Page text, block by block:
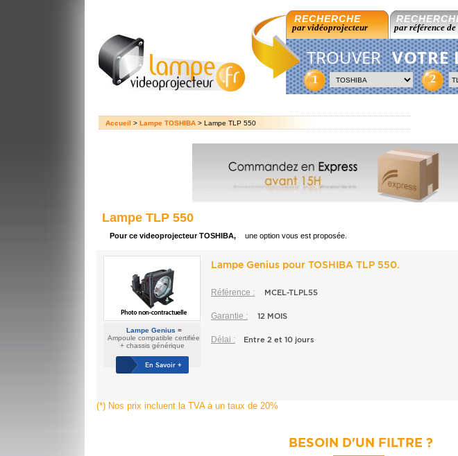
RECHERCHE
par vidéoprojecteur par référence
TROUVER VOTRE
1 2
Accueil > Lampe TOSHIBA > Lampe TLP 550
Lampe TLP 550
Pour ce videoprojecteur TOSHIBA, une option vous est proposée.
Lampe Genius =
Ampoule compatible certifiée
+ chassis générique
En Savoir +
Lampe Genius pour TOSHIBA TLP 550.
Référence : MCEL-TLPL55
Garantie : 12 MOIS
Délai : Entre 2 et 10 jours
(*) Nos prix incluent la TVA à un taux de 20%
BESOIN D'UN FILTRE ?